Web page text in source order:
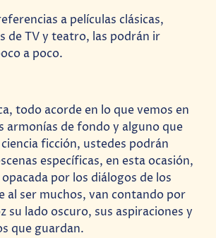
a películas clásicas,
de TV y teatro, las podrán ir
a poco.
todo acorde en lo que vemos en
armonías de fondo y alguno que
ficción, ustedes podrán
específicas, en esta ocasión,
por los diálogos de los
al ser muchos, van contando por
su lado oscuro, sus aspiraciones y
que guardan.